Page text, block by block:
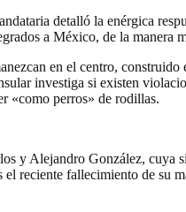
detalló la enérgica
a México, de la manera
en el centro,
investiga si existen
«como perros» de rodillas.
y Alejandro González,
reciente fallecimiento de